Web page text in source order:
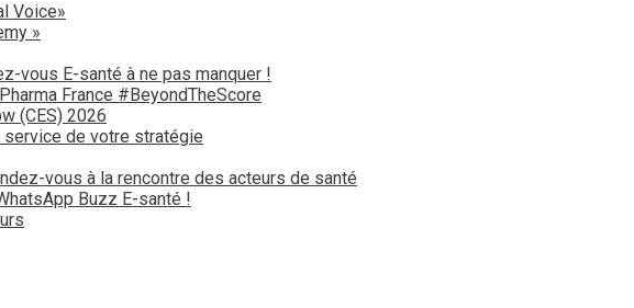
Voice»
»
vous E-santé à ne pas manquer !
France #BeyondTheScore
(CES) 2026
service de votre stratégie
vous à la rencontre des acteurs de santé
Buzz E-santé !